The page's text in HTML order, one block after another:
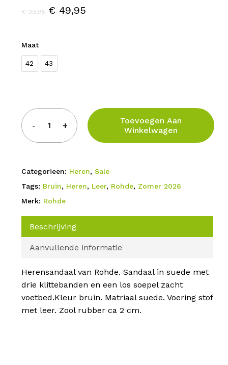
€99,95 Oorspronkelijke
€49,95Huidige
Maat
Kies een optie
42 43
Toevoegen Aan
Winkelwagen
Categorieën: Heren, Sale
Tags: Bruin, Heren, Leer, Rohde, Zomer 2026
Merk: Rohde
Beschrijving
Aanvullende informatie
Herensandaal van Rohde. Sandaal in suede met
drie klittebanden en een los soepel zacht
voetbed.Kleur bruin. Matriaal suede. Voering stof
met leer. Zool rubber ca 2 cm.